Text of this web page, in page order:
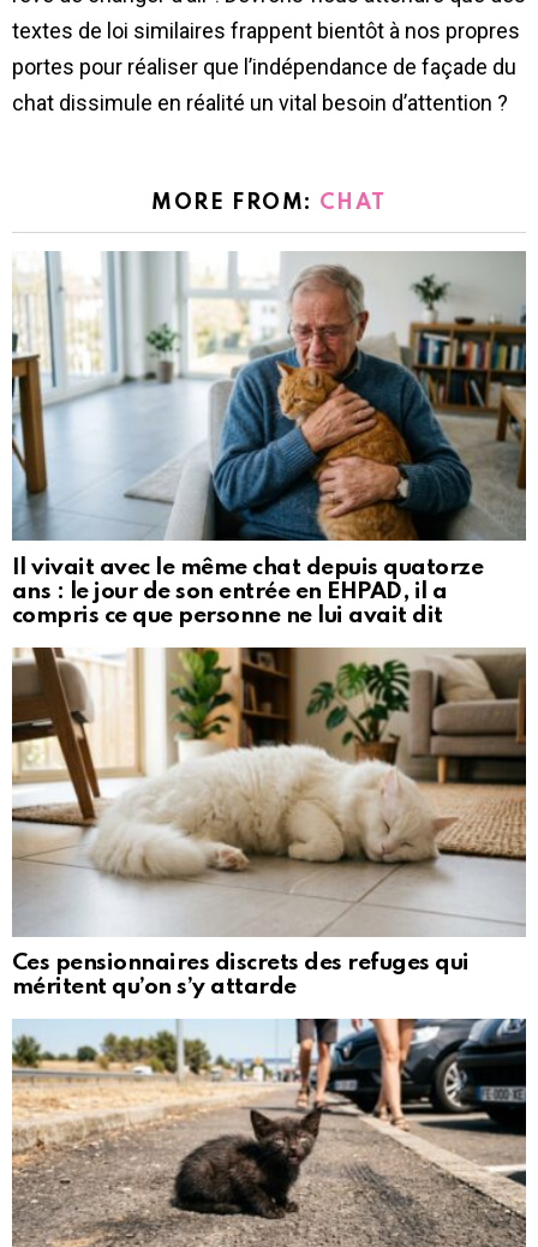
textes de loi similaires frappent bientôt à nos propres
portes pour réaliser que l’indépendance de façade du
chat dissimule en réalité un vital besoin d’attention ?
MORE FROM: CHAT
Il vivait avec le même chat depuis quatorze
ans : le jour de son entrée en EHPAD, il a
compris ce que personne ne lui avait dit
Ces pensionnaires discrets des refuges qui
méritent qu’on s’y attarde